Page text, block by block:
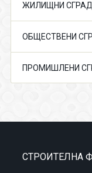
ЖИЛИЩНИ
ОБЩЕСТВЕНИ
ПРОМИШЛЕНИ
СТРОИТЕЛНА